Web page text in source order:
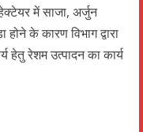
में साजा, अर्जुन
के कारण विभाग द्वारा
हेतु रेशम उत्पादन का कार्य